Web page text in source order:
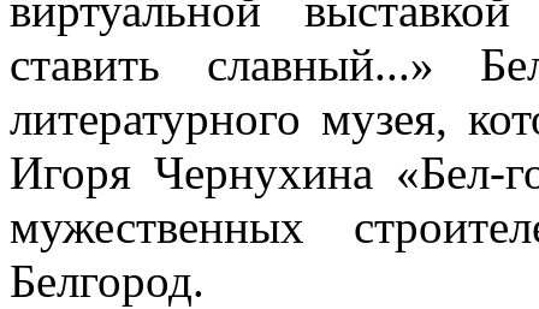
ставить славный...»
литературного музея,
Игоря Чернухина «Бел-
мужественных
Белгород.